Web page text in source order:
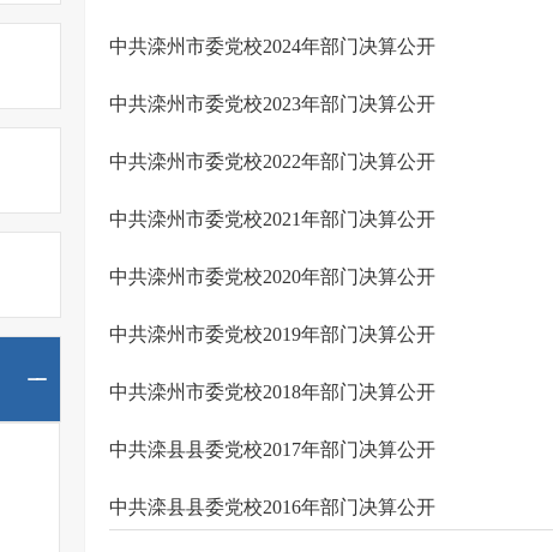
中共滦州市委党校2024年部门决算公开
中共滦州市委党校2023年部门决算公开
中共滦州市委党校2022年部门决算公开
中共滦州市委党校2021年部门决算公开
中共滦州市委党校2020年部门决算公开
中共滦州市委党校2019年部门决算公开
中共滦州市委党校2018年部门决算公开
中共滦县县委党校2017年部门决算公开
中共滦县县委党校2016年部门决算公开